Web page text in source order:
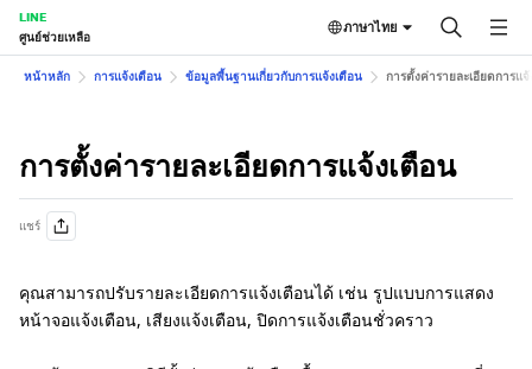
LINE
ศูนย์ช่วยเหลือ
ภาษาไทย
หน้าหลัก การแจ้งเตือน ข้อมูลพื้นฐานเกี่ยวกับการแจ้งเตือน การตั้งค่ารายละเอียดการแจ้
การตั้งค่ารายละเอียดการแจ้งเตือน
แชร์
คุณสามารถปรับรายละเอียดการแจ้งเตือนได้ เช่น รูปแบบการแสดง
หน้าจอแจ้งเตือน, เสียงแจ้งเตือน, ปิดการแจ้งเตือนชั่วคราว